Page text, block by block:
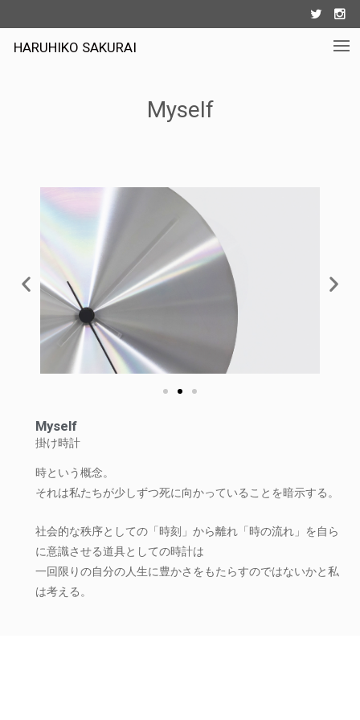
 
HARUHIKO SAKURAI
Myself
Myself
掛け時計
時という概念。
それは私たちが少しずつ死に向かっていることを暗示する。
社会的な秩序としての「時刻」から離れ「時の流れ」を自ら
に意識させる道具としての時計は
一回限りの自分の人生に豊かさをもたらすのではないかと私
は考える。